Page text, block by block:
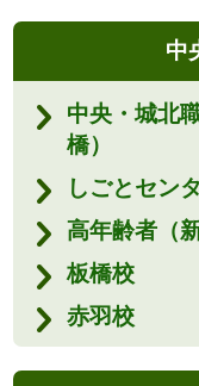
中
中央・城北
橋）
しごとセン
高年齢者（
板橋校
赤羽校